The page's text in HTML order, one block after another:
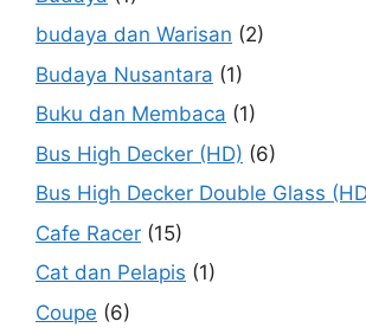
budaya dan Warisan (2)
Budaya Nusantara (1)
Buku dan Membaca (1)
Bus High Decker (HD) (6)
Bus High Decker Double Glass
Cafe Racer (15)
Cat dan Pelapis (1)
Coupe (6)